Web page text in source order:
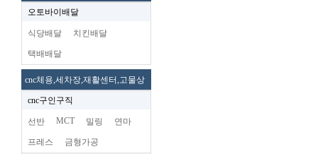
오토바이배달
식당배달 치킨배달
택배배달
cnc체용,세차장,재활센터,고물상
cnc구인구직
선반 MCT 밀링 연마
프레스 금형가공